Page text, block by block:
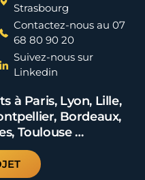
Strasbourg
Contactez-nous au 07
68 80 90 20
Suivez-nous sur
Linkedin
à Paris, Lyon, Lille,
Bordeaux,
Toulouse …